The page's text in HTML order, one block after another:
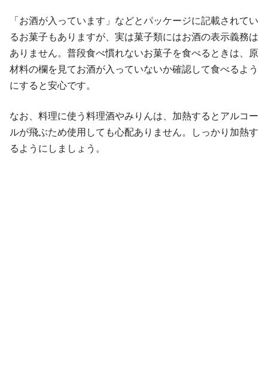
「お酒が入っています」などとパッケージに記載されてい
るお菓子もありますが、実は菓子類にはお酒の表示義務は
ありません。普段食べ慣れないお菓子を食べるときは、原
材料の欄を見てお酒が入っていないか確認して食べるよう
にすると安心です。
なお、料理に使う料理酒やみりんは、加熱するとアルコー
ルが飛ぶため使用しても心配ありません。しっかり加熱す
るようにしましょう。